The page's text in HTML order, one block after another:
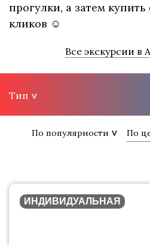
прогулки, а затем
кликов ☺
Все экскурсии в
Тип
По популярности По
ИНДИВИДУАЛЬНАЯ